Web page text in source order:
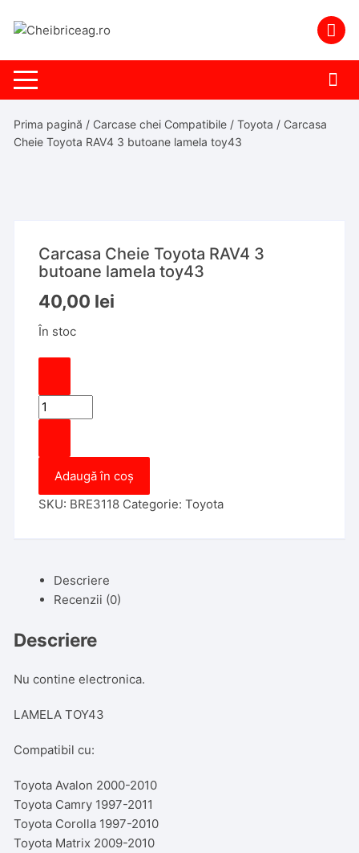
Prima pagină / Carcase chei Compatibile /Toyota / Carcasa
Cheie Toyota RAV4 3 butoane lamela toy43
Carcasa Cheie Toyota RAV4 3
butoane lamela toy43
40,00 lei
În stoc
Cantitate
Carcasa
Toyota
RAV4
3
Adaugă în coș
SKU: BRE3118 Categorie:Toyota
Descriere
Recenzii (0)
Descriere
Nu contine electronica.
LAMELA TOY43
Compatibil cu:
Toyota Avalon 2000-2010
Toyota Camry 1997-2011
Toyota Corolla 1997-2010
Toyota Matrix 2009-2010